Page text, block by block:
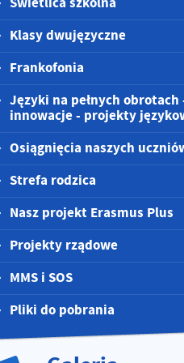
Klasy dwujęzyczne
Frankofonia
Języki na pełnych obrotach
innowacje - projekty
Osiągnięcia naszych
Strefa rodzica
Nasz projekt Erasmus Plus
Projekty rządowe
MMS i SOS
Pliki do pobrania